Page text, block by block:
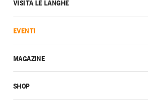
VISITA LE LANGHE
EVENTI
MAGAZINE
SHOP